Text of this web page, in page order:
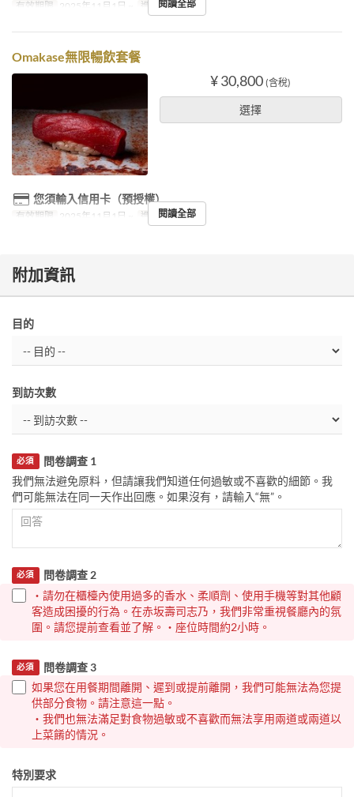
有效期限 2025年11月1日 ~ 進餐時間 晚餐
閱讀全部
Omakase無限暢飲套餐
¥ 30,800 (含稅)
選擇
您須輸入信用卡（預授權）
有效期限 2025年11月1日 ~ 進餐時間 晚餐
閱讀全部
附加資訊
目的
到訪次數
問卷調查 1
必須
我們無法避免原料，但請讓我們知道任何過敏或不喜歡的細節。我
們可能無法在同一天作出回應。如果沒有，請輸入“無”。
問卷調查 2
必須
・請勿在櫃檯內使用過多的香水、柔順劑、使用手機等對其他顧
客造成困擾的行為。在赤坂壽司志乃，我們非常重視餐廳內的氛
圍。請您提前查看並了解。・座位時間約2小時。
問卷調查 3
必須
如果您在用餐期間離開、遲到或提前離開，我們可能無法為您提
供部分食物。請注意這一點。
・我們也無法滿足對食物過敏或不喜歡而無法享用兩道或兩道以
上菜餚的情況。
特別要求